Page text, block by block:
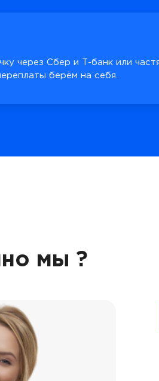
через Сбер и Т-банк или
берём на себя.
мы ?